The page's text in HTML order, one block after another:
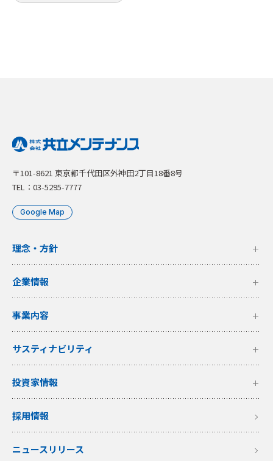
〒101-8621 東京都千代田区外神田2丁目18番8号
TEL：03-5295-7777
Google Map
理念・方針
企業情報
事業内容
サスティナビリティ
投資家情報
採用情報
ニュースリリース